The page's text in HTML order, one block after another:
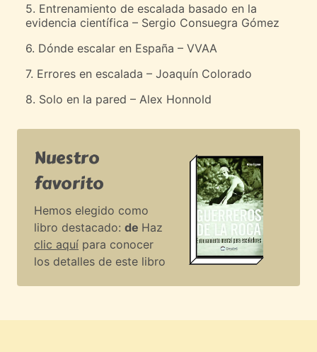
5. Entrenamiento de escalada basado en la
evidencia científica – Sergio Consuegra Gómez
6. Dónde escalar en España – VVAA
7. Errores en escalada – Joaquín Colorado
8. Solo en la pared – Alex Honnold
Nuestro
favorito
Hemos elegido como
libro destacado: de Haz
clic aquí para conocer
los detalles de este libro